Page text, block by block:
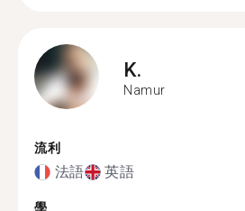
K.
Namur
流利
法語 英語
學